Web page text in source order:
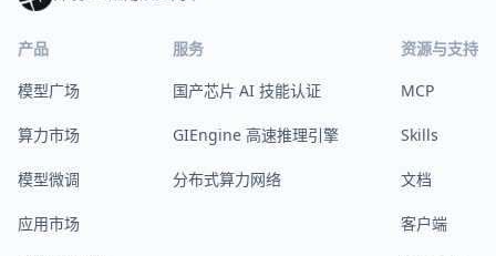
产品
模型广场
算力市场
模型微调
应用市场
服务
国产芯片 AI 技能认证
GIEngine 高速推理引擎
分布式算力网络
资源与支持
MCP
Skills
文档
客户端